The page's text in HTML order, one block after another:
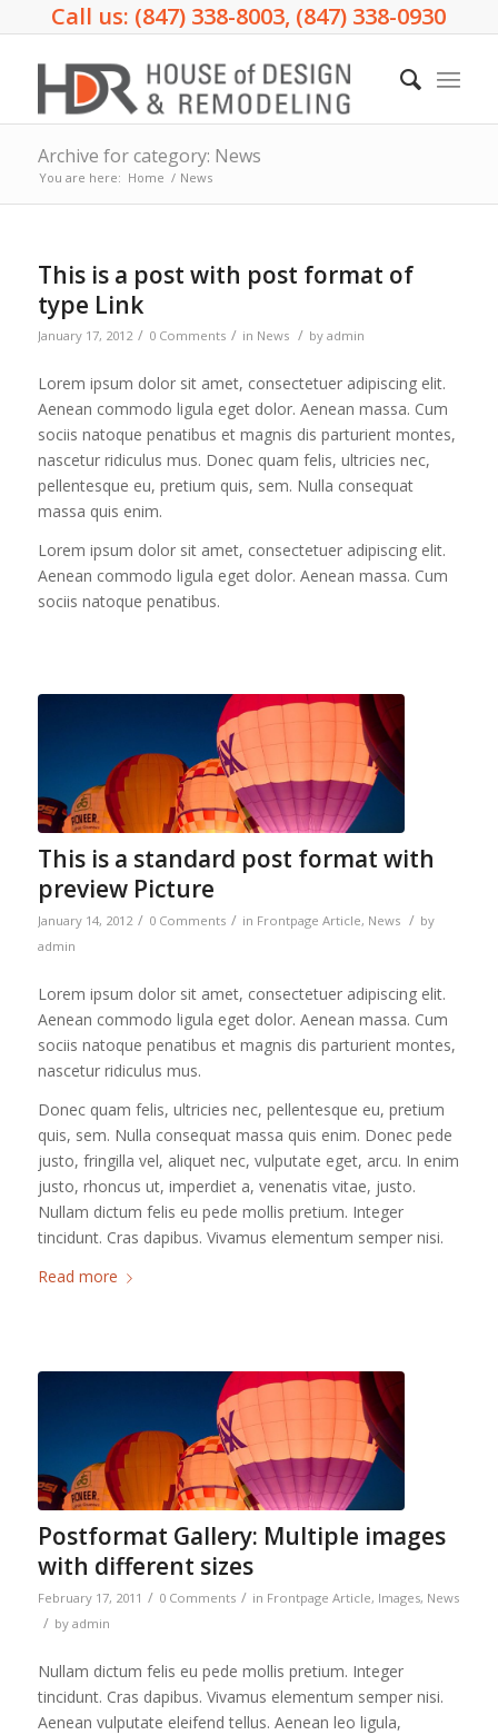
Call us: (847) 338-8003, (847) 338-0930
Archive for category: News
You are here: Home / News
This is a post with post format of
type Link
January 17, 2012 / 0 Comments / in News / by admin
Lorem ipsum dolor sit amet, consectetuer adipiscing elit.
Aenean commodo ligula eget dolor. Aenean massa. Cum
sociis natoque penatibus et magnis dis parturient montes,
nascetur ridiculus mus. Donec quam felis, ultricies nec,
pellentesque eu, pretium quis, sem. Nulla consequat
massa quis enim.
Lorem ipsum dolor sit amet, consectetuer adipiscing elit.
Aenean commodo ligula eget dolor. Aenean massa. Cum
sociis natoque penatibus.
This is a standard post format with
preview Picture
January 14, 2012 / 0 Comments / in Frontpage Article, News / by
admin
Lorem ipsum dolor sit amet, consectetuer adipiscing elit.
Aenean commodo ligula eget dolor. Aenean massa. Cum
sociis natoque penatibus et magnis dis parturient montes,
nascetur ridiculus mus.
Donec quam felis, ultricies nec, pellentesque eu, pretium
quis, sem. Nulla consequat massa quis enim. Donec pede
justo, fringilla vel, aliquet nec, vulputate eget, arcu. In enim
justo, rhoncus ut, imperdiet a, venenatis vitae, justo.
Nullam dictum felis eu pede mollis pretium. Integer
tincidunt. Cras dapibus. Vivamus elementum semper nisi.
Read more
Postformat Gallery: Multiple images
with different sizes
February 17, 2011 / 0 Comments / in Frontpage Article, Images, News
/ by admin
Nullam dictum felis eu pede mollis pretium. Integer
tincidunt. Cras dapibus. Vivamus elementum semper nisi.
Aenean vulputate eleifend tellus. Aenean leo ligula,